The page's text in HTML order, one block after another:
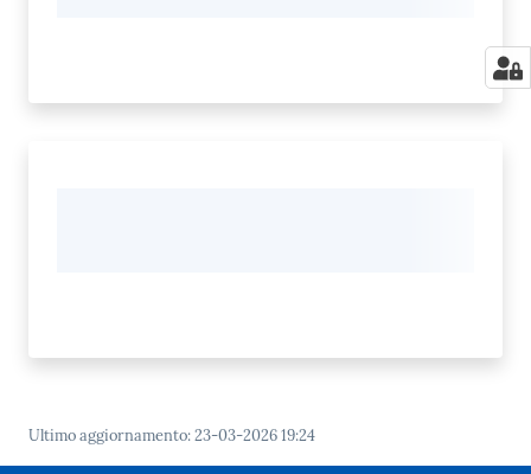
Ultimo aggiornamento:23-03-2026 19:24